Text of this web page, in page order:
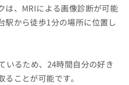
は、MRIによる画像診断が可能
駅から徒歩1分の場所に位置し
いるため、24時間自分の好き
ことが可能です。